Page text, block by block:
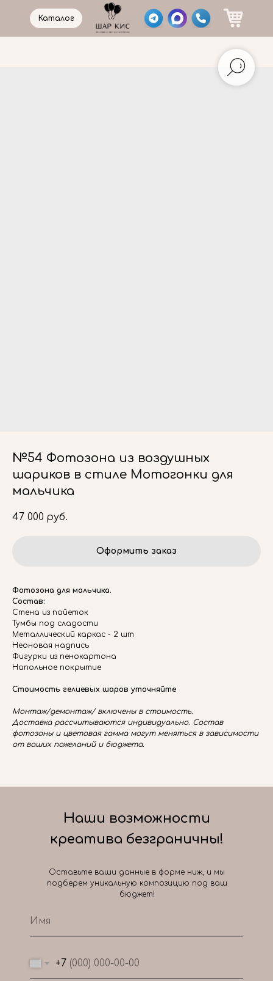
Каталог
№54 Фотозона из воздушных
шариков в стиле Мотогонки для
мальчика
47 000 руб.
Оформить заказ
Фотозона для мальчика.
Состав:
Стена из пайеток
Тумбы под сладости
Металлический каркас - 2 шт
Неоновая надпись
Фигурки из пенокартона
Напольное покрытие
Стоимость гелиевых шаров уточняйте
Монтаж/демонтаж/ включены в стоимость.
Доставка рассчитываются индивидуально. Состав
фотозоны и цветовая гамма могут меняться в зависимости
от ваших пожеланий и бюджета.
+7
Наши возможности
креатива безграничны!
Оставьте ваши данные в форме ниж, и мы
подберем уникальную композицию под ваш
бюджет!